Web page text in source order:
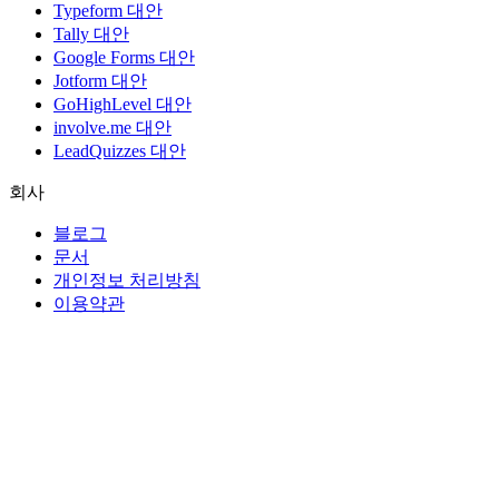
Typeform 대안
Tally 대안
Google Forms 대안
Jotform 대안
GoHighLevel 대안
involve.me 대안
LeadQuizzes 대안
회사
블로그
문서
개인정보 처리방침
이용약관